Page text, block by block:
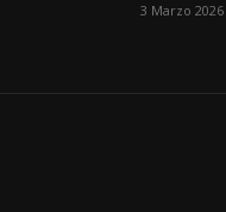
3 Marzo 2026